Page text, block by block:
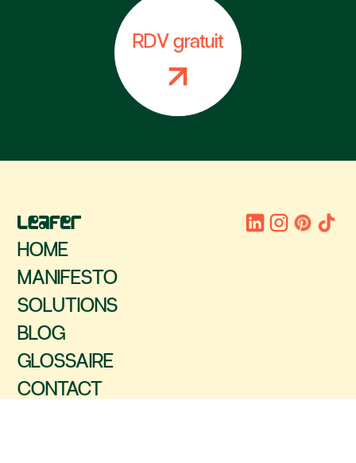
RDV gratuit
HOME
MANIFESTO
SOLUTIONS
BLOG
GLOSSAIRE
CONTACT